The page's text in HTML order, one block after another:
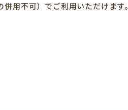
用不可）でご利用いただけます。